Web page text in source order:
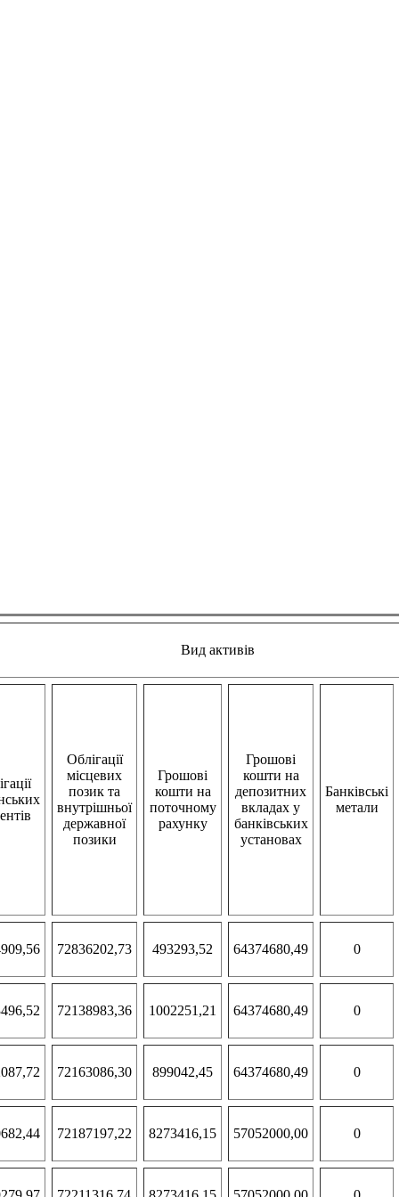
Вид активів
Облігації
місцевих
позик та
внутрішньої
державної
позики
Грошові
кошти на
поточному
рахунку
Грошові
кошти на
депозитних
вкладах у
банківських
установах
Банківські
метали
72836202,73 493293,52 64374680,49 0
72138983,36 1002251,21 64374680,49 0
72163086,30 899042,45 64374680,49 0
72187197,22 8273416,15 57052000,00 0